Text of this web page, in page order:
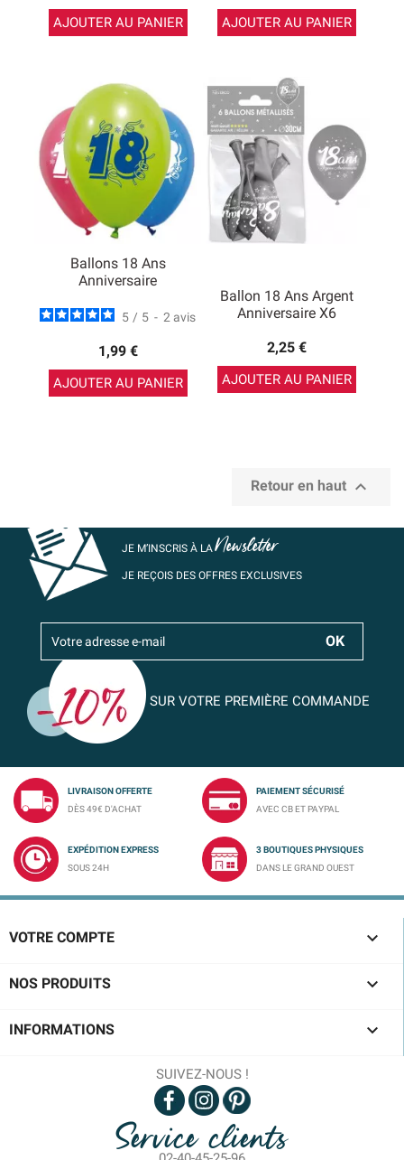
AJOUTER AU PANIER AJOUTER AU PANIER
Ballons 18 Ans
Anniversaire
5 / 5 - 2 avis
1,99 €
AJOUTER AU PANIER
Ballon 18 Ans Argent
Anniversaire X6
2,25 €
AJOUTER AU PANIER
Retour en haut 
JE M’INSCRIS À LANewsletter
JE REÇOIS DES OFFRES EXCLUSIVES
SUR VOTRE PREMIÈRE COMMANDE
LIVRAISON OFFERTE
DÈS 49€ D'ACHAT
PAIEMENT SÉCURISÉ
AVEC CB ET PAYPAL
EXPÉDITION EXPRESS
SOUS 24H
3 BOUTIQUES PHYSIQUES
DANS LE GRAND OUEST
VOTRE COMPTE 
NOS PRODUITS 
INFORMATIONS 
SUIVEZ-NOUS !
Service clients